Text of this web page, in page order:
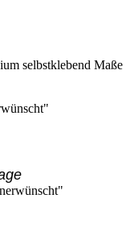
selbstklebend Maße